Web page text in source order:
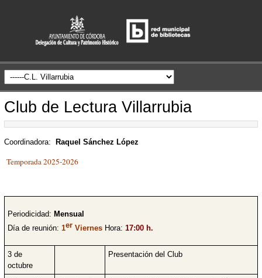
Club de Lectura Villarrubia
Coordinadora: Raquel Sánchez López
Temporada 2025-2026
Periodicidad: Mensual
Día de reunión: 1er Viernes Hora: 17:00h.
3 de
octubre
Presentación del Club